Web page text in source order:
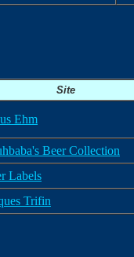
Site
Ehm
Beer Collection
Labels
Trifin